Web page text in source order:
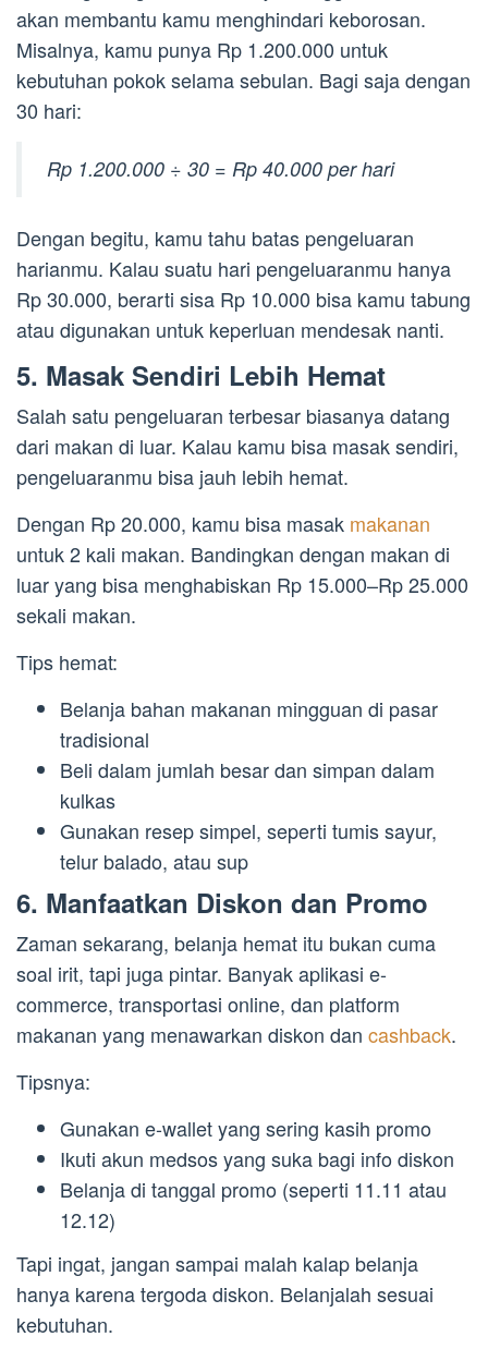
akan membantu kamu menghindari keborosan.
Misalnya, kamu punya Rp 1.200.000 untuk
kebutuhan pokok selama sebulan. Bagi saja dengan
30 hari:
Rp 1.200.000 ÷ 30 = Rp 40.000 per hari
Dengan begitu, kamu tahu batas pengeluaran
harianmu. Kalau suatu hari pengeluaranmu hanya
Rp 30.000, berarti sisa Rp 10.000 bisa kamu tabung
atau digunakan untuk keperluan mendesak nanti.
5. Masak Sendiri Lebih Hemat
Salah satu pengeluaran terbesar biasanya datang
dari makan di luar. Kalau kamu bisa masak sendiri,
pengeluaranmu bisa jauh lebih hemat.
Dengan Rp 20.000, kamu bisa masak makanan
untuk 2 kali makan. Bandingkan dengan makan di
luar yang bisa menghabiskan Rp 15.000–Rp 25.000
sekali makan.
Tips hemat:
Belanja bahan makanan mingguan di pasar
tradisional
Beli dalam jumlah besar dan simpan dalam
kulkas
Gunakan resep simpel, seperti tumis sayur,
telur balado, atau sup
6. Manfaatkan Diskon dan Promo
Zaman sekarang, belanja hemat itu bukan cuma
soal irit, tapi juga pintar. Banyak aplikasi e-
commerce, transportasi online, dan platform
makanan yang menawarkan diskon dan cashback.
Tipsnya:
Gunakan e-wallet yang sering kasih promo
Ikuti akun medsos yang suka bagi info diskon
Belanja di tanggal promo (seperti 11.11 atau
12.12)
Tapi ingat, jangan sampai malah kalap belanja
hanya karena tergoda diskon. Belanjalah sesuai
kebutuhan.